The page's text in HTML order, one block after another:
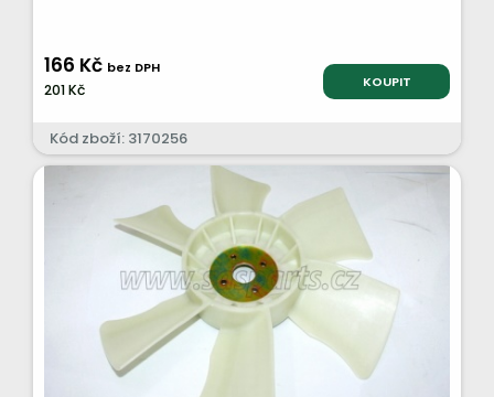
166 Kč bez DPH
201 Kč KOUPIT
Kód zboží: 3170256